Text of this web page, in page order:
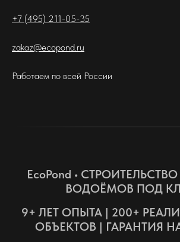
+7 (495) 211-05-35
zakaz@ecopond.ru
Работаем по всей России
EcoPond •
ВОДОЁМОВ ПОД
9+ ЛЕТ ОПЫТА | 200+
ОБЪЕКТОВ | ГАРАНТИЯ